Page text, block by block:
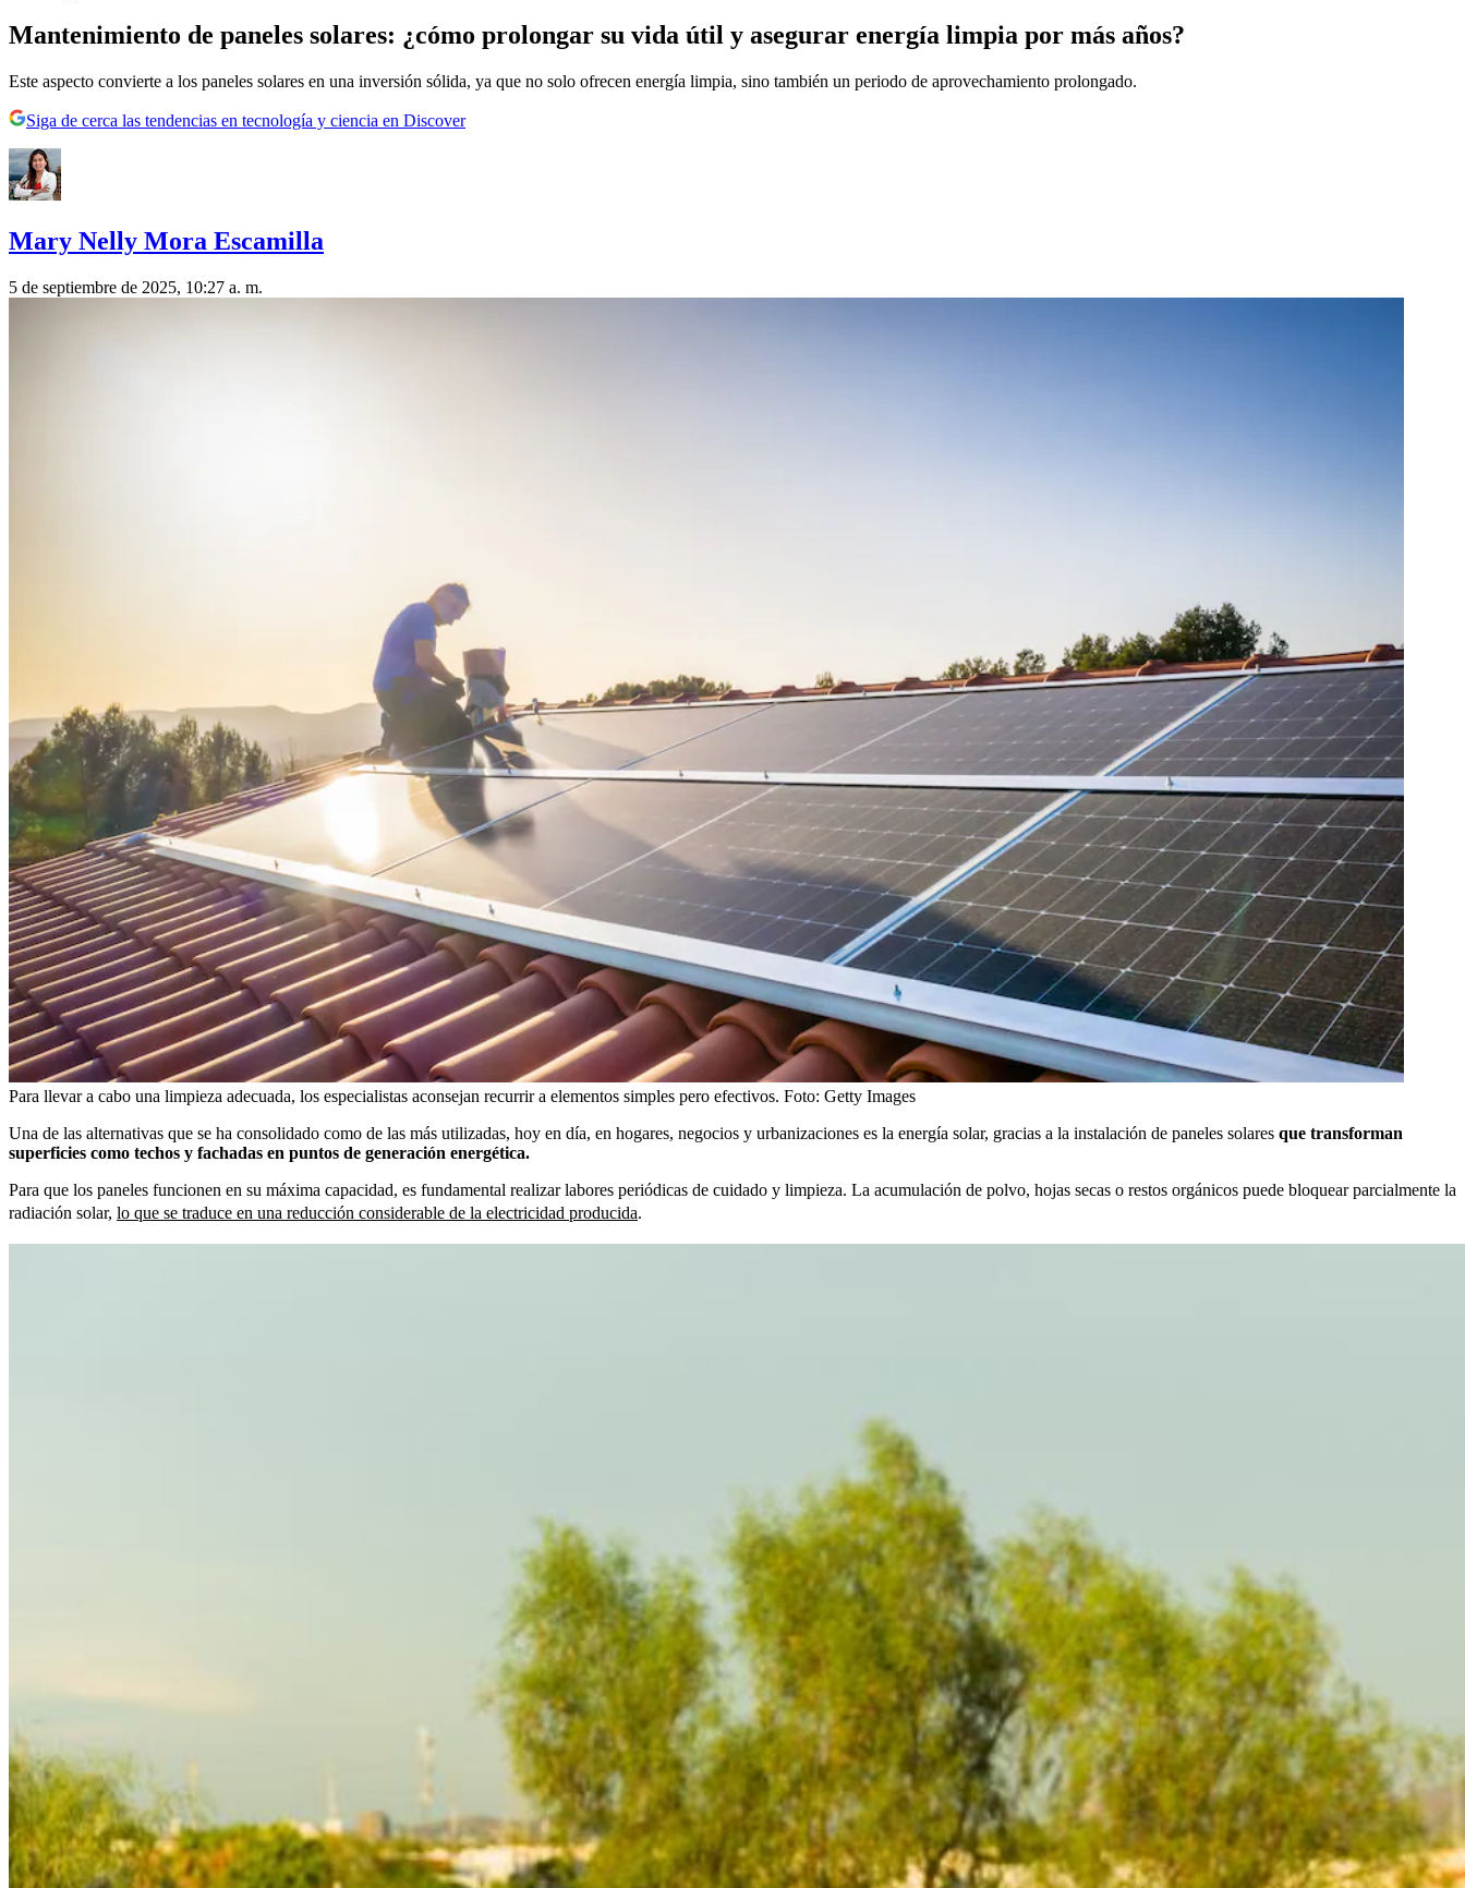
Mantenimiento de paneles solares: ¿cómo prolongar su vida útil y asegurar energía limpia por más años?
Este aspecto convierte a los paneles solares en una inversión sólida, ya que no solo ofrecen energía limpia, sino también un periodo de aprovechamiento prolongado.
Siga de cerca las tendencias en tecnología y ciencia en Discover
Mary Nelly Mora Escamilla
5 de septiembre de 2025, 10:27 a. m.
Para llevar a cabo una limpieza adecuada, los especialistas aconsejan recurrir a elementos simples pero efectivos. Foto: Getty Images
Una de las alternativas que se ha consolidado como de las más utilizadas, hoy en día, en hogares, negocios y urbanizaciones es la energía solar, gracias a la instalación de paneles solares que transforman
superficies como techos y fachadas en puntos de generación energética.
Para que los paneles funcionen en su máxima capacidad, es fundamental realizar labores periódicas de cuidado y limpieza. La acumulación de polvo, hojas secas o restos orgánicos puede bloquear parcialmente la
radiación solar, lo que se traduce en una reducción considerable de la electricidad producida.